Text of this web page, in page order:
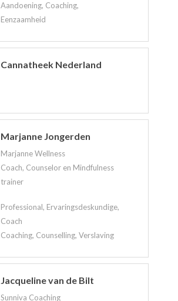
Aandoening, Coaching,
Eenzaamheid
Cannatheek Nederland
Marjanne Jongerden
Marjanne Wellness
Coach, Counselor en Mindfulness
trainer
Professional, Ervaringsdeskundige,
Coach
Coaching, Counselling, Verslaving
Jacqueline van de Bilt
Sunniva Coaching